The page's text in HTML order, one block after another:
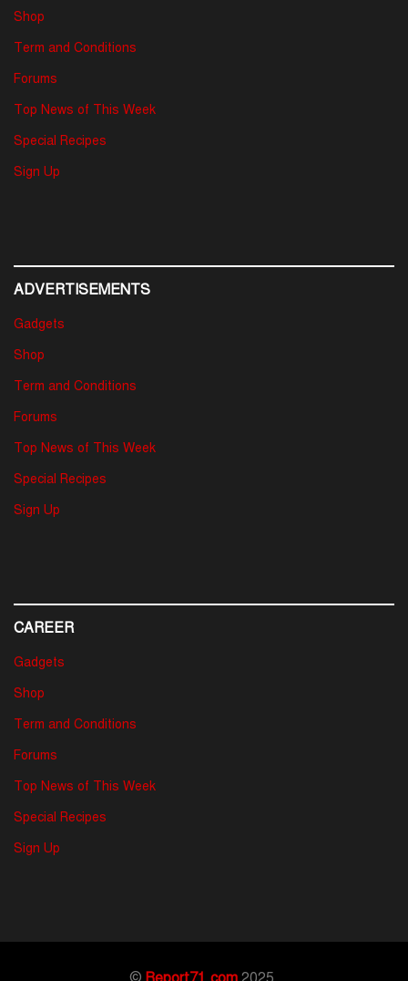
Shop
Term and Conditions
Forums
Top News of This Week
Special Recipes
Sign Up
ADVERTISEMENTS
Gadgets
Shop
Term and Conditions
Forums
Top News of This Week
Special Recipes
Sign Up
CAREER
Gadgets
Shop
Term and Conditions
Forums
Top News of This Week
Special Recipes
Sign Up